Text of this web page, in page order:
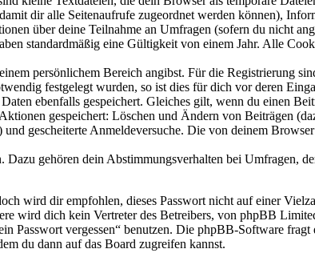
dir alle Seitenaufrufe zugeordnet werden können),
über deine Teilnahme an Umfragen (sofern du nicht
standardmäßig eine Gültigkeit von einem Jahr. Alle
persönlichem Bereich angibst. Für die Registrierung
festgelegt wurden, so ist dies für dich vor deren
ebenfalls gespeichert. Gleiches gilt, wenn du einen
gespeichert: Löschen und Ändern von Beiträgen
gescheiterte Anmeldeversuche. Die von deinem
gehören dein Abstimmungsverhalten bei Umfragen,
wird dir empfohlen, dieses Passwort nicht auf einer
wird dich kein Vertreter des Betreibers, von phpBB
Passwort vergessen“ benutzen. Die phpBB-Software
du dann auf das Board zugreifen kannst.